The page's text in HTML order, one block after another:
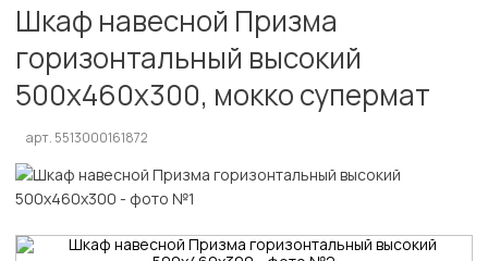
Шкаф навесной Призма
горизонтальный высокий
500х460х300, мокко супермат
арт. 5513000161872